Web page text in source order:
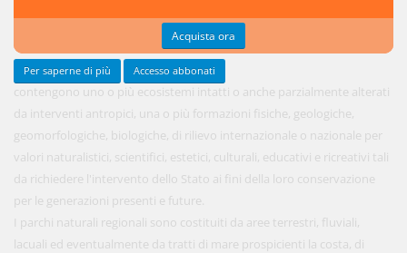
contengono uno o più ecosistemi intatti o anche parzialmente alterati
da interventi antropici, una o più formazioni fisiche, geologiche,
geomorfologiche, biologiche, di rilievo internazionale o nazionale per
valori naturalistici, scientifici, estetici, culturali, educativi e ricreativi tali
da richiedere l'intervento dello Stato ai fini della loro conservazione
per le generazioni presenti e future.
I parchi naturali regionali sono costituiti da aree terrestri, fluviali,
lacuali ed eventualmente da tratti di mare prospicienti la costa, di
Acquista ora
Per saperne di più Accesso abbonati